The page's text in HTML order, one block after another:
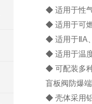
◆ 适用于性
◆ 适用于可
◆ 适用于ⅡA
◆ 适用于温
◆ 可配装多
盲板阀防爆
◆ 壳体采用